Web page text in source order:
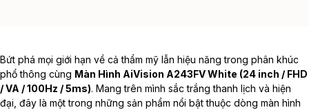
Bứt phá mọi giới hạn về cả thẩm mỹ lẫn hiệu năng trong phân khúc
phổ thông cùng Màn Hình AiVision A243FV White (24 inch / FHD
/ VA / 100Hz / 5ms). Mang trên mình sắc trắng thanh lịch và hiện
đại, đây là một trong những sản phẩm nổi bật thuộc dòng màn hình